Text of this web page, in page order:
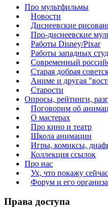
Про мультфильмы
Новости
Диснеевские
Про-диснеевские
Работы Disney/Pixar
Работы западных
Современный
Старая добрая
Аниме и другая
Старости
Опросы, рейтинги,
Поговорим об
О мастерах
Про кино и театр
Школа анимации
Игры, комиксы,
Коллекция ссылок
Про нас
Ух, что покажу сейчас
Форум и его
Права доступа